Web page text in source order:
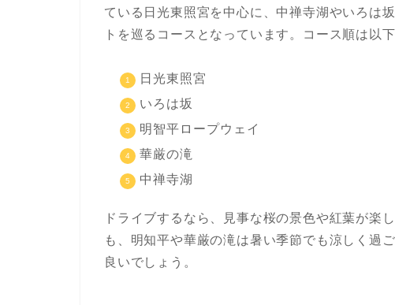
ている日光東照宮を中心に、中禅寺湖やいろは
トを巡るコースとなっています。コース順は以
日光東照宮
いろは坂
明智平ロープウェイ
華厳の滝
中禅寺湖
ドライブするなら、見事な桜の景色や紅葉が楽
も、明知平や華厳の滝は暑い季節でも涼しく過
良いでしょう。